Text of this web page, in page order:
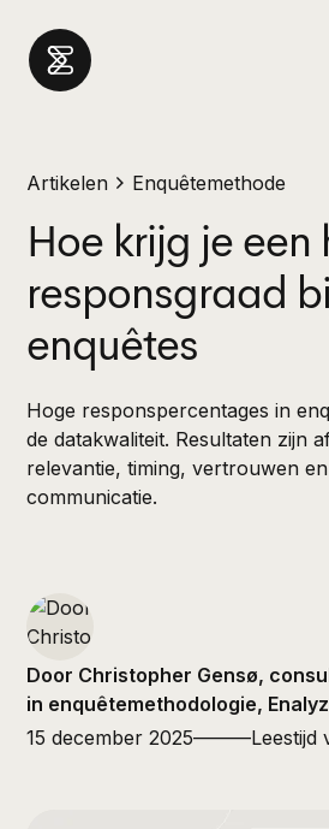
Artikelen Enquêtemethode
Hoe krijg je een
responsgraad
enquêtes
Hoge responspercentages in
de datakwaliteit. Resultaten zijn
relevantie, timing, vertrouwen
communicatie.
Door Christopher Gensø,
in enquêtemethodologie,
15 december 2025———Leestijd